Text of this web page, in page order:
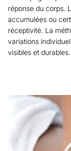
réponse du corps.
accumulées ou
réceptivité. La
variations
visibles et durables.